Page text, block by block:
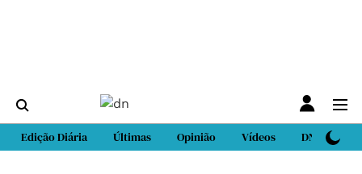
Edição Diária Últimas Opinião Vídeos DN Sport